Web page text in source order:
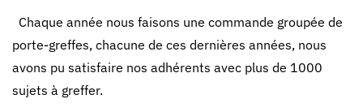
Chaque année nous faisons une commande groupée de
porte-greffes, chacune de ces dernières années, nous
avons pu satisfaire nos adhérents avec plus de 1000
sujets à greffer.